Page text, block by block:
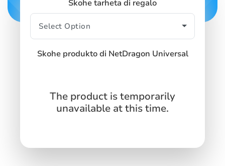
Skohe tarheta di regalo
Skohe produkto di NetDragon Universal
The product is temporarily
unavailable at this time.